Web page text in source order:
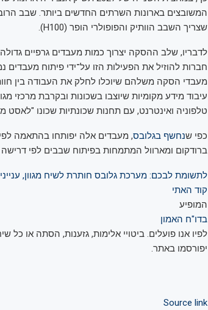
שצריך השבב הוותיק והפופולרי הופר (H100).
לדבריו, שלב ההסקה יצרוך כמות מעבדים גרפיים
חברות להוזיל את הפעילות הזו על־ידי פיתוח
מעבדי הסקה משלהם שיוכלו לחלק את העבודה בין
עיבוד מידע מקומיות שיוצבו בשכונות ובקרבת מרכזי
טלפוניה ואינטרנט, עם תחנות שכונתיות שכונו "לאסט
כפי שנחשף בגלובס, מעבדים אלה יפותחו בהתאמה
ברודקום ומארוול המתמחות בפיתוח שבבים לפי דרישה
לתשומת לבכם: מערכת גלובס חותרת לשיח מגוון,
קוד האתי
המופיע
בדו"ח האמון
לפיו אנו פועלים. ביטויי אלימות, גזענות, הסתה או כל
יפורסמו באתר.
Source link